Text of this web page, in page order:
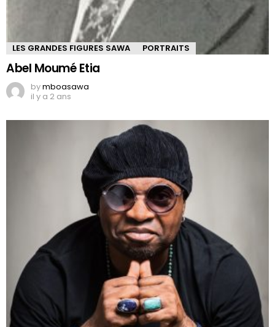
LES GRANDES FIGURES SAWA PORTRAITS
Abel Moumé Etia
bymboasawa
il y a 2 ans